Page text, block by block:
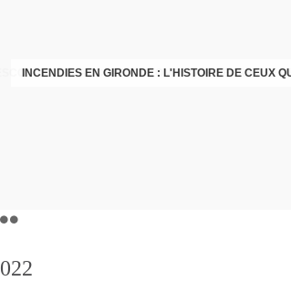
INCENDIES EN GIRONDE : L'HISTOIRE DE CEUX
: UN ACCORD DIPLOMATIQUE SECRET SE